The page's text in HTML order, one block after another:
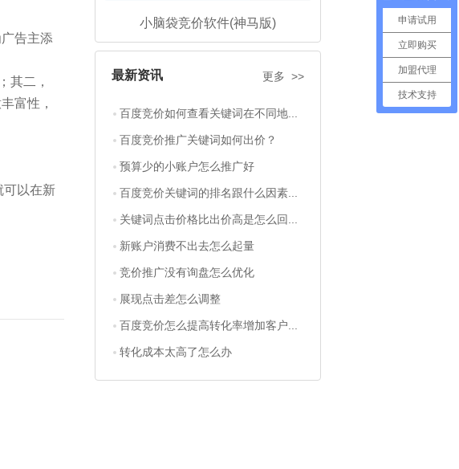
小脑袋竞价软件(神马版)
最新资讯 更多 >>
百度竞价如何查看关键词在不同地...
百度竞价推广关键词如何出价？
预算少的小账户怎么推广好
百度竞价关键词的排名跟什么因素...
关键词点击价格比出价高是怎么回...
新账户消费不出去怎么起量
竞价推广没有询盘怎么优化
展现点击差怎么调整
百度竞价怎么提高转化率增加客户...
转化成本太高了怎么办
告主添
其二，
富性，
可以在新
申请试用
立即购买
加盟代理
技术支持